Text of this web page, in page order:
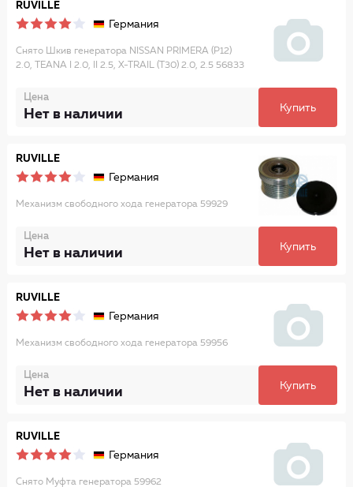
RUVILLE
Германия
Снято Шкив генератора NISSAN PRIMERA (P12)
2.0, TEANA I 2.0, II 2.5, X-TRAIL (T30) 2.0, 2.5 56833
Цена
Нет в наличии Купить
RUVILLE
Германия
Механизм свободного хода генератора 59929
Цена
Нет в наличии Купить
RUVILLE
Германия
Механизм свободного хода генератора 59956
Цена
Нет в наличии Купить
RUVILLE
Германия
Снято Муфта генератора 59962